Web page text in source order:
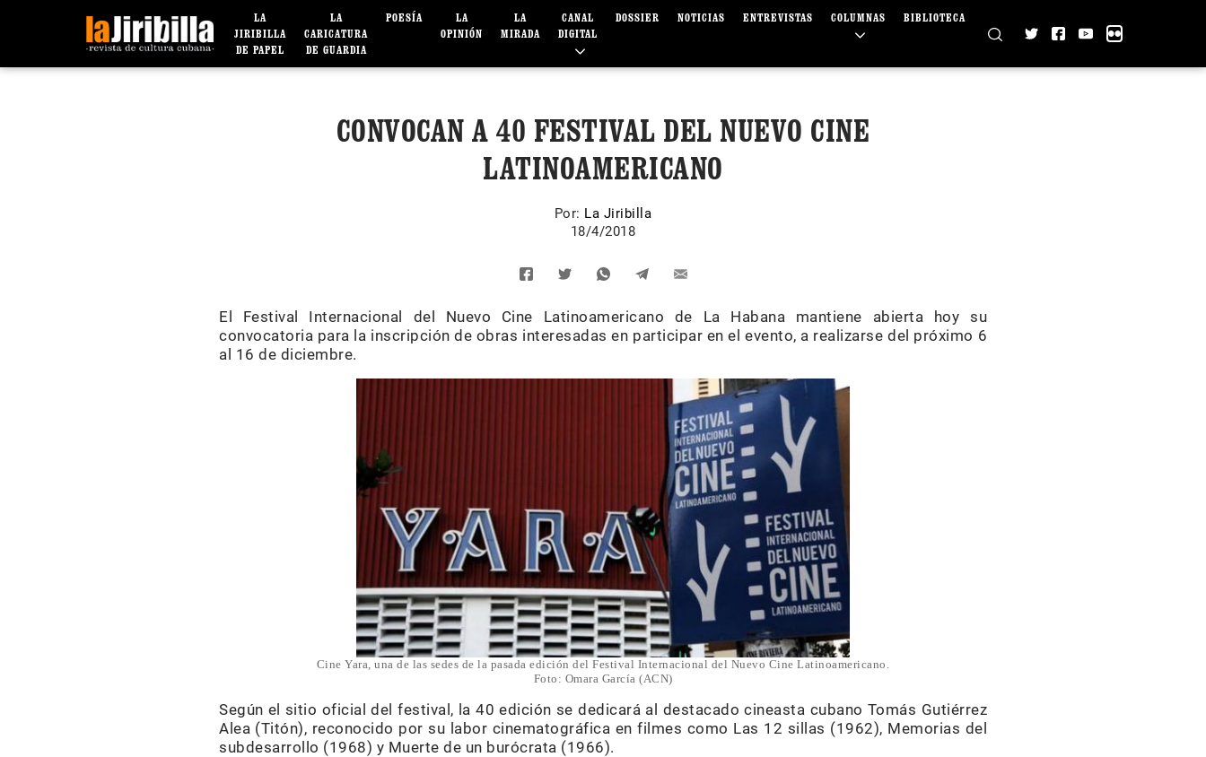
LA
JIRIBILLA
DE PAPEL
LA
CARICATURA
DE GUARDIA
POESÍA
LA
OPINIÓN
LA
MIRADA
CANAL
DIGITAL
DOSSIER NOTICIAS ENTREVISTAS COLUMNAS BIBLIOTECA
CONVOCAN A 40 FESTIVAL DEL NUEVO CINE
LATINOAMERICANO
Por: La Jiribilla
18/4/2018
El Festival Internacional del Nuevo Cine Latinoamericano de La Habana mantiene abierta hoy su
convocatoria para la inscripción de obras interesadas en participar en el evento, a realizarse del próximo 6
al 16 de diciembre.
Cine Yara, una de las sedes de la pasada edición del Festival Internacional del Nuevo Cine Latinoamericano.
Foto: Omara García (ACN)
Según el sitio oficial del festival, la 40 edición se dedicará al destacado cineasta cubano Tomás Gutiérrez
Alea (Titón), reconocido por su labor cinematográfica en filmes como Las 12 sillas (1962), Memorias del
subdesarrollo (1968) y Muerte de un burócrata (1966).